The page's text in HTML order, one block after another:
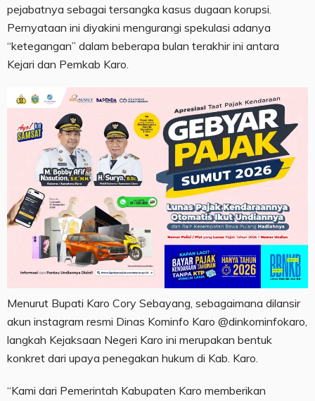
pejabatnya sebagai tersangka kasus dugaan korupsi.
Pernyataan ini diyakini mengurangi spekulasi adanya
“ketegangan” dalam beberapa bulan terakhir ini antara
Kejari dan Pemkab Karo.
Menurut Bupati Karo Cory Sebayang, sebagaimana dilansir
akun instagram resmi Dinas Kominfo Karo @dinkominfokaro,
langkah Kejaksaan Negeri Karo ini merupakan bentuk
konkret dari upaya penegakan hukum di Kab. Karo.
“Kami dari Pemerintah Kabupaten Karo memberikan